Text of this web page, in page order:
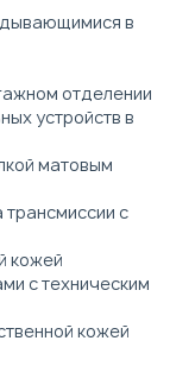
в
отделении
устройств в
матовым
трансмиссии с
кожей
с техническим
кожей